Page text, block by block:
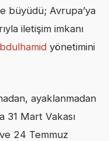
büyüdü; Avrupa’ya
iletişim imkanı
yönetimini
ayaklanmadan
31 Mart Vakası
24 Temmuz